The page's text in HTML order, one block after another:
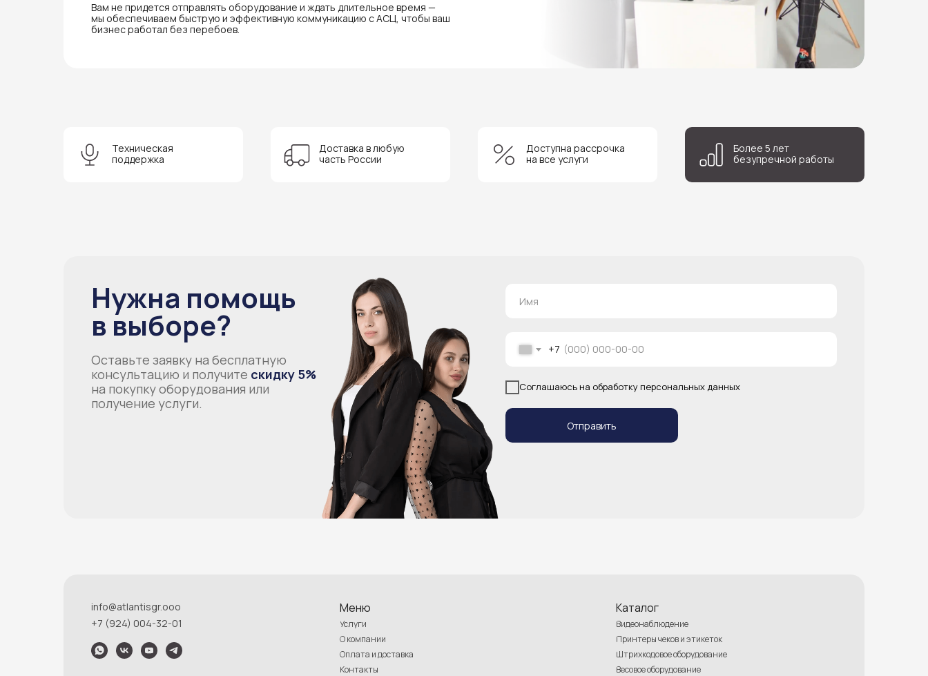
Вам не придется отправлять оборудование и ждать длительное время —
мы обеспечиваем быструю и эффективную коммуникацию с АСЦ, чтобы ваш
бизнес работал без перебоев.
Техническая
поддержка
Доставка в любую
часть России
Доступна рассрочка
на все услуги
Более 5 лет
безупречной работы
Нужна помощь
в выборе?
Оставьте заявку на бесплатную
консультацию и получите скидку 5%
на покупку оборудования или
получение услуги.
+7
Соглашаюсь на обработку персональных данных
Отправить
+7 (924) 004-32-01
info@atlantisgr.ooo
Видеонаблюдение
Принтеры чеков и этикеток
Услуги
О компании
Оплата и доставка
Контакты
Меню Каталог
Штрихкодовое оборудование
Весовое оборудование